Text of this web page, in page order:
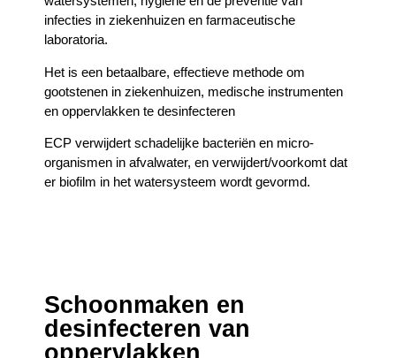
infecties in ziekenhuizen en farmaceutische
laboratoria.
Het is een betaalbare, effectieve methode om
gootstenen in ziekenhuizen, medische instrumenten
en oppervlakken te desinfecteren
ECP verwijdert schadelijke bacteriën en micro-
organismen in afvalwater, en verwijdert/voorkomt dat
er biofilm in het watersysteem wordt gevormd.
Schoonmaken en
desinfecteren van
oppervlakken